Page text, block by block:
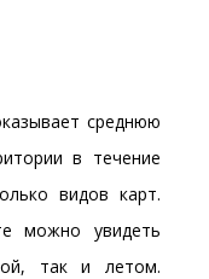
среднюю
в течение
видов карт.
можно увидеть
так и летом.